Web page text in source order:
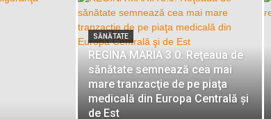
SĂNĂTATE
REGINA MARIA 3.0: Reţeaua de
sănătate semnează cea mai
mare tranzacţie de pe piaţa
medicală din Europa Centrală şi
de Est